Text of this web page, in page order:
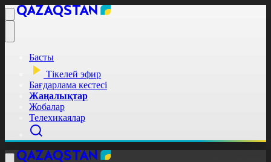
Басты
Тікелей эфир
Бағдарлама кестесі
Жаңалықтар
Жобалар
Телехикаялар